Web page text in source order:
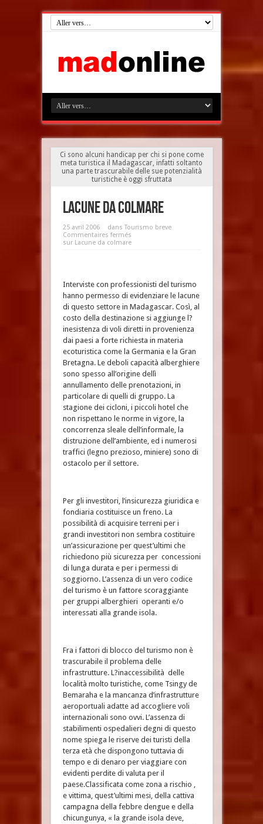
Ci sono alcuni handicap per chi si pone come
meta turistica il Madagascar, infatti soltanto
una parte trascurabile delle sue potenzialità
turistiche è oggi sfruttata
Lacune da colmare
25 avril 2006 dansTourismo breve
Commentaires fermés
sur Lacune da colmare
Interviste con professionisti del turismo
hanno permesso di evidenziare le lacune
di questo settore in Madagascar. Così, al
costo della destinazione si aggiunge l?
inesistenza di voli diretti in provenienza
dai paesi a forte richiesta in materia
ecoturistica come la Germania e la Gran
Bretagna. Le deboli capacità alberghiere
sono spesso all’origine dellì
annullamento delle prenotazioni, in
particolare di quelli di gruppo. La
stagione dei cicloni, i piccoli hotel che
non rispettano le norme in vigore, la
concorrenza sleale dell’informale, la
distruzione dell’ambiente, ed i numerosi
traffici (legno prezioso, miniere) sono di
ostacolo per il settore.
Per gli investitori, l’insicurezza giuridica e
fondiaria costituisce un freno. La
possibilità di acquisire terreni per i
grandi investitori non sembra costituire
un’assicurazione per quest’ultimi che
richiedono più sicurezza per concessioni
di lunga durata e per i permessi di
soggiorno. L’assenza di un vero codice
del turismo è un fattore scoraggiante
per gruppi alberghieri operanti e/o
interessati alla grande isola.
Fra i fattori di blocco del turismo non è
trascurabile il problema delle
infrastrutture. L?inaccessibilità delle
località molto turistiche, come Tsingy de
Bemaraha e la mancanza d’infrastrutture
aeroportuali adatte ad accogliere voli
internazionali sono ovvi. L’assenza di
stabilimenti ospedalieri degni di questo
nome spiega le riserve dei turisti della
terza età che dispongono tuttavia di
tempo e di denaro per viaggiare con
evidenti perdite di valuta per il
paese.Classificata come zona a rischio ,
e vittima, quest’ultimi mesi, della cattiva
campagna della febbre dengue e della
chicungunya, « la grande isola deve,